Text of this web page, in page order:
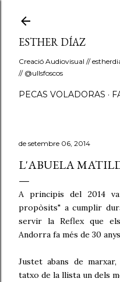
ESTHER DÍAZ
Creació Audiovisual //
// @ullsfoscos
PECAS VOLADORAS
de setembre 06, 2014
L'ABUELA
A principis del 2014
propòsits" a cumplir
servir la Reflex que
Andorra fa més de 30
Justet abans de
tatxo de la llista un dels